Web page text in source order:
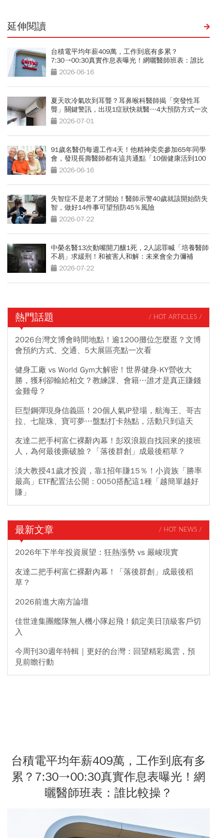
延伸閱讀
台積電平均年薪409萬，工作到底有多累？
7:30→00:30真實作息表曝光！網曬醫師班表：誰比
較操？
2026-06-16
夏天吹冷氣吹到耳聾？耳鼻喉科醫師揭「突發性耳
聾」關鍵警訊，出現1症狀快就醫…4大預防方式一次
看 2026-07-01
91歲名醫仍每週工作4天！他精神奕奕參加65年同學
會，發現長壽醫師都有這共通點「10個健康活到100
歲秘訣」
2026-06-16
失智症不是老了才開始！醫師示警40歲就該開始防失
智，做好14件事可望預防45％風險
2026-07-22
中榮名醫13次動嘴開刀釀1死，2人認罪喊「培養醫師
不易」求緩刑！和被害人和解：未來會全力彌補
2026-07-22
熱門話題 / HOT ARTICLES /
2026台灣文博會時間地點！逾1200攤位怎麼逛？文博
會預約方式、交通、5大展區亮點一次看
健身工廠 vs World Gym大解密！世界健身-KY營收大
勝，獲利卻輸給柏文？教練課、會籍…誰才是真正賺錢
金雞母？
巨型鋼彈現身信義區！20個人氣IP登場，航海王、哥吉
拉、七龍珠、寶可夢…盤點打卡熱點，活動只到這天
友達二把手柯富仁裸辭內幕！彭双浪親自找回來的接班
人，為何最後撕破臉？「落後群創」成最後稻草？
淡大教授41歲才投資，靠1招年賺15％！小資族「勝率
最高」ETF配置法公開：0050搭配這1種「越簡單越好
賺」
最新文章 / HOT NEWS /
2026年下半年投資展望：狂熱漲勢 vs 嚴峻現實
友達二把手柯富仁裸辭內幕！「落後群創」成最後稻
草？
2026前進大南方論壇
佳世達集團艦隊無人機小隊起飛！鎖定美日頂級客戶切
入
今周刊30週年特輯｜更好的台灣：回望精彩風雲，預
見前瞻行動
台積電平均年薪409萬，工作到底有多
累？7:30→00:30真實作息表曝光！網
曬醫師班表：誰比較操？